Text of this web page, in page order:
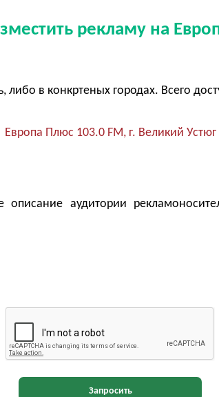
рекламу на
в конкртеных городах. Всего
Европа Плюс 103.0 FM, г. Великий Устюг
аудитории
Запросить